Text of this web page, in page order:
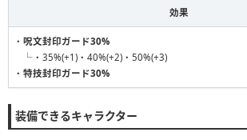
効果
・ 呪文封印ガード30%
└・35%(+1)・40%(+2)・50%(+3)
・ 特技封印ガード30%
装備できるキャラクター